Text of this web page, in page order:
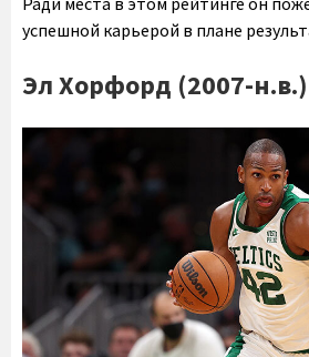
успешной карьерой в плане
Эл Хорфорд (2007-н.в.)